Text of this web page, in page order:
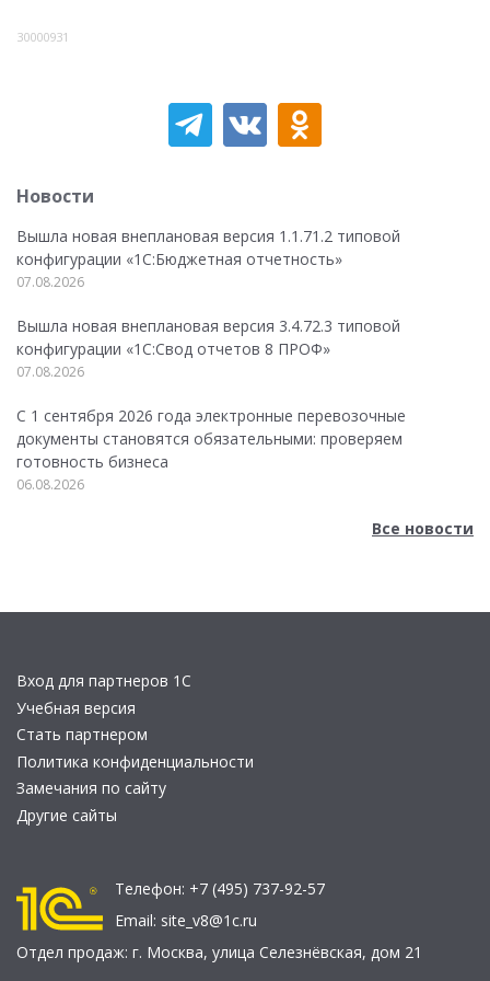
30000931
Новости
Вышла новая внеплановая версия 1.1.71.2 типовой
конфигурации «1C:Бюджетная отчетность»
07.08.2026
Вышла новая внеплановая версия 3.4.72.3 типовой
конфигурации «1C:Свод отчетов 8 ПРОФ»
07.08.2026
С 1 сентября 2026 года электронные перевозочные
документы становятся обязательными: проверяем
готовность бизнеса
06.08.2026
Все новости
Вход для партнеров 1С
Учебная версия
Стать партнером
Политика конфиденциальности
Замечания по сайту
Другие сайты
Телефон: +7 (495) 737-92-57
Email: site_v8@1c.ru
Отдел продаж: г. Москва, улица Селезнёвская, дом 21